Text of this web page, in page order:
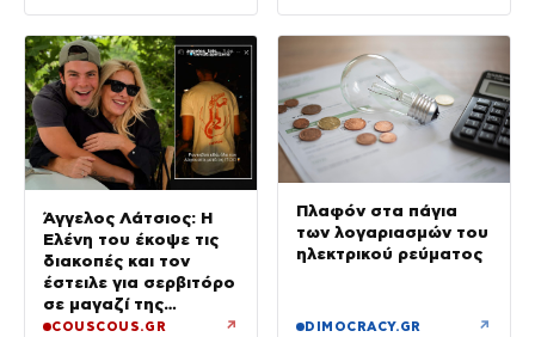
Άγγελος Λάτσιος: Η
Ελένη του έκοψε τις
διακοπές και τον
έστειλε για σερβιτόρο
σε μαγαζί της
Πεντέλης – Εκεί θα
COUSCOUS.GR ↗
Πλαφόν στα πάγια
των λογαριασμών του
ηλεκτρικού ρεύματος
DIMOCRACY.GR ↗